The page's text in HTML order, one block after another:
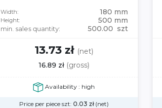
Width: 180 mm
Height: 500 mm
min. sales quantity: 500.00 szt
13.73 zł (net)
16.89 zł (gross)
Availability : high
Price per piece szt:0.03 zł(net)